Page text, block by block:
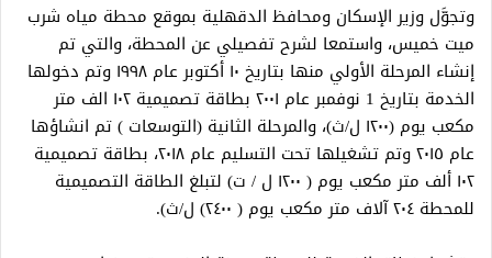
وتجوَّل وزير الإسكان ومحافظ الدقهلية بموقع محطة مياه شرب
ميت خميس، واستمعا لشرح تفصيلي عن المحطة، والتي تم
إنشاء المرحلة الأولي منها بتاريخ ۱۰ أكتوبر عام ۱۹۹۸ وتم دخولها
الخدمة بتاريخ 1 نوفمبر عام ۲۰۰۱ بطاقة تصميمية ۱۰۲ الف متر
مكعب يوم (۱۲۰۰ ل/ث)، والمرحلة الثانية (التوسعات ) تم انشاؤها
عام ۲۰۱٥ وتم تشغيلها تحت التسليم عام ۲۰۱۸، بطاقة تصميمية
۱۰۲ ألف متر مكعب يوم ( ۱۲۰۰ ل / ت) لتبلغ الطاقة التصميمية
للمحطة ٢٠٤ آلاف متر مكعب يوم ( ٢٤٠٠) ل/ث).